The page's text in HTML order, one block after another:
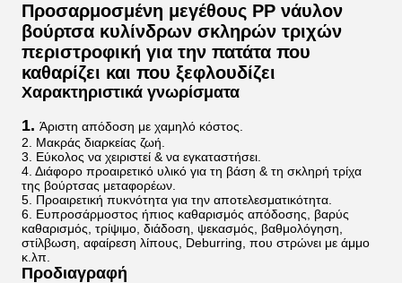
Προσαρμοσμένη μεγέθους PP νάυλον
βούρτσα κυλίνδρων σκληρών τριχών
περιστροφική για την πατάτα που
καθαρίζει και που ξεφλουδίζει
Χαρακτηριστικά γνωρίσματα
1. Άριστη απόδοση με χαμηλό κόστος.
2. Μακράς διαρκείας ζωή.
3. Εύκολος να χειριστεί & να εγκαταστήσει.
4. Διάφορο προαιρετικό υλικό για τη βάση & τη σκληρή τρίχα
της βούρτσας μεταφορέων.
5. Προαιρετική πυκνότητα για την αποτελεσματικότητα.
6. Ευπροσάρμοστος ήπιος καθαρισμός απόδοσης, βαρύς
καθαρισμός, τρίψιμο, διάδοση, ψεκασμός, βαθμολόγηση,
στίλβωση, αφαίρεση λίπους, Deburring, που στρώνει με άμμο
κ.λπ.
Προδιαγραφή